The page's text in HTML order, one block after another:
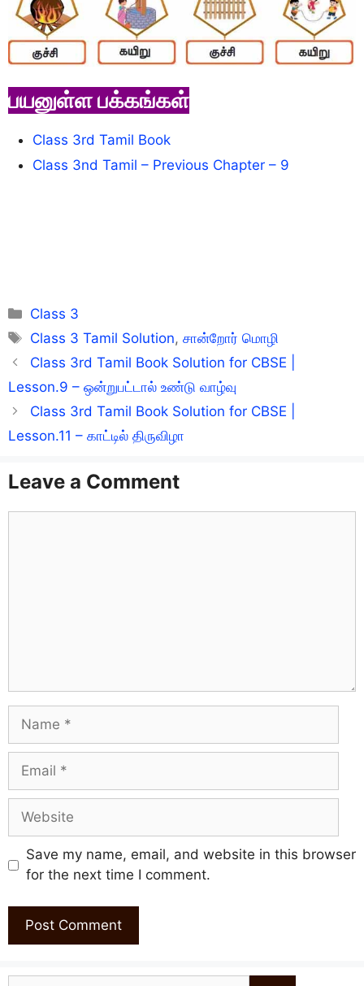
பயனுள்ள பக்கங்கள்
Class 3rd Tamil Book
Class 3nd Tamil – Previous Chapter – 9
Categories
Class 3
Tags
Class 3 Tamil Solution,சான்றோர் மொழி
Class 3rd Tamil Book Solution for CBSE |
Lesson.9 – ஒன்றுபட்டால் உண்டு வாழ்வு
Class 3rd Tamil Book Solution for CBSE |
Lesson.11 – காட்டில் திருவிழா
Leave a Comment
Name
Email
Website
Save my name, email, and website in this browser
for the next time I comment.